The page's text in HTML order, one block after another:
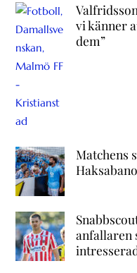
vi känner
dem”
Matchens
anfallaren